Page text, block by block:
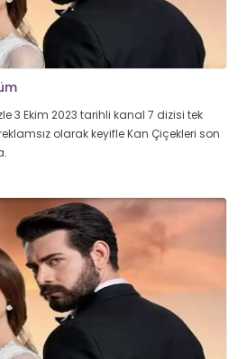
3 Ekim 2023 tarihli kanal 7 dizisi tek
olarak keyifle Kan Çiçekleri son